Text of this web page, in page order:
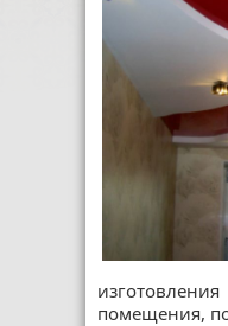
помещения,